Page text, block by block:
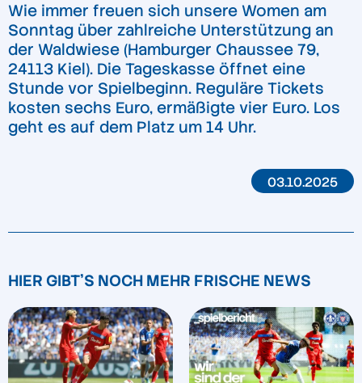
Wie immer freuen sich unsere Women am
Sonntag über zahlreiche Unterstützung an
der Waldwiese (Hamburger Chaussee 79,
24113 Kiel). Die Tageskasse öffnet eine
Stunde vor Spielbeginn. Reguläre Tickets
kosten sechs Euro, ermäßigte vier Euro. Los
geht es auf dem Platz um 14 Uhr.
03.10.2025
HIER GIBT'S NOCH MEHR FRISCHE NEWS